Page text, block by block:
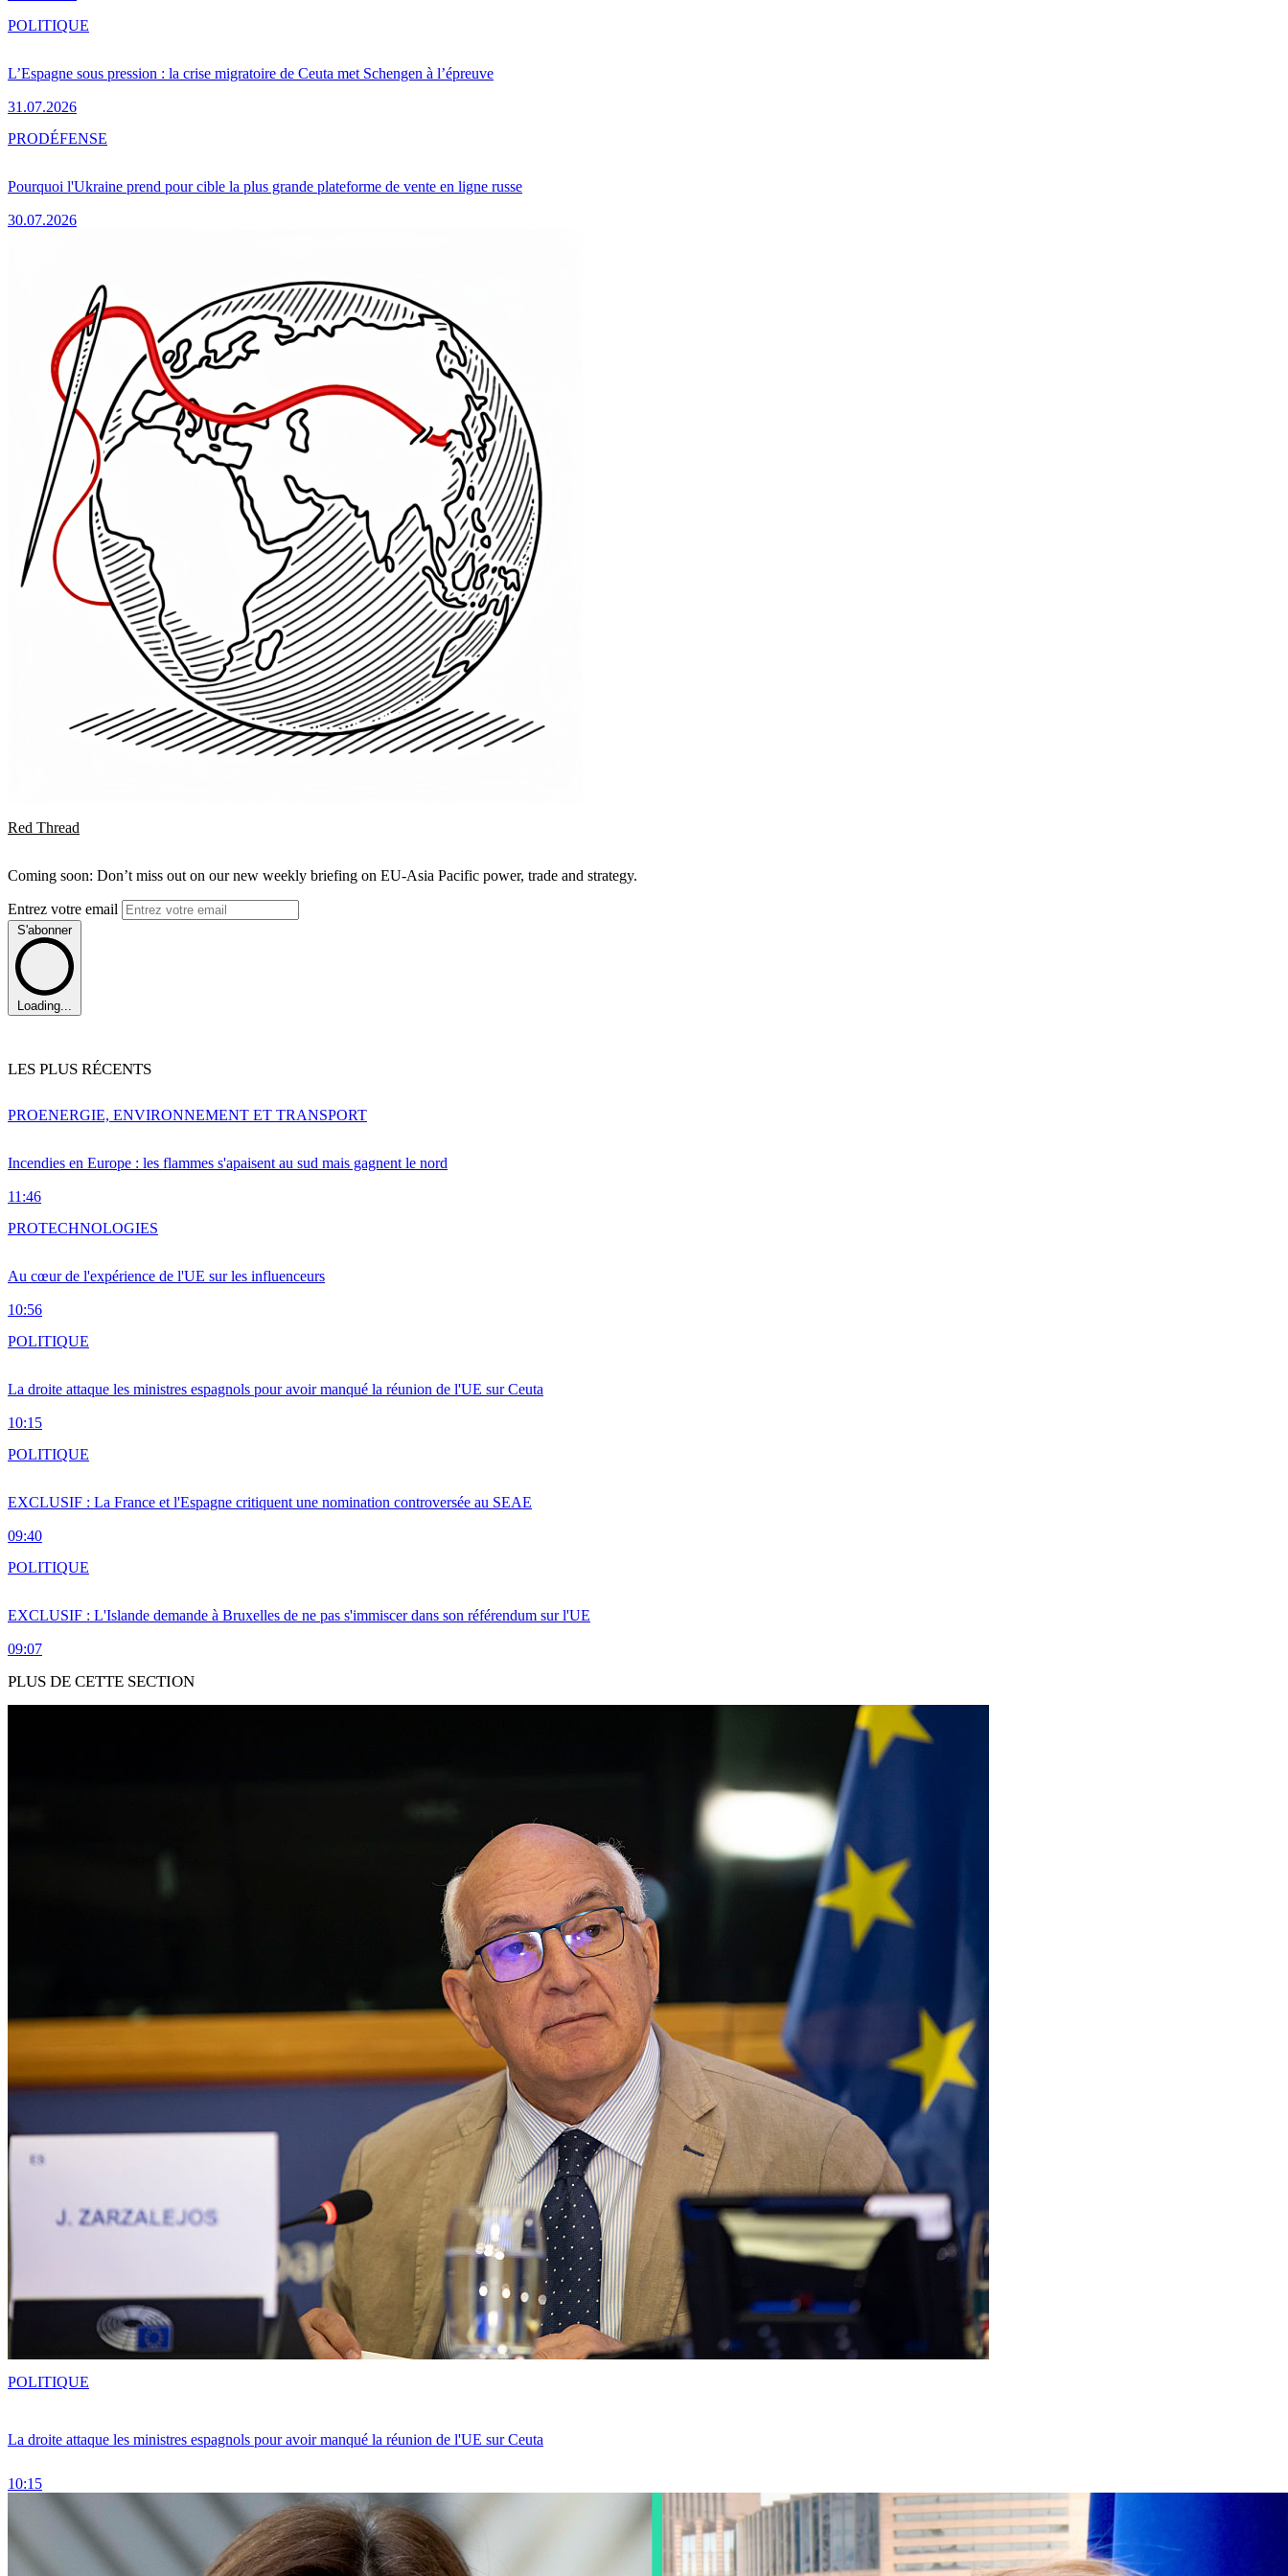
L’Espagne sous pression : la crise migratoire de Ceuta met Schengen à l’épreuve
31.07.2026
POLITIQUE
Pourquoi l'Ukraine prend pour cible la plus grande plateforme de vente en ligne russe
30.07.2026
PRODÉFENSE
Red Thread
Coming soon: Don’t miss out on our new weekly briefing on EU-Asia Pacific power, trade and strategy.
Entrez votre email
S'abonner
Loading...
LES PLUS RÉCENTS
Incendies en Europe : les flammes s'apaisent au sud mais gagnent le nord
11:46
PROENERGIE, ENVIRONNEMENT ET TRANSPORT
Au cœur de l'expérience de l'UE sur les influenceurs
10:56
PROTECHNOLOGIES
La droite attaque les ministres espagnols pour avoir manqué la réunion de l'UE sur Ceuta
10:15
POLITIQUE
EXCLUSIF : La France et l'Espagne critiquent une nomination controversée au SEAE
09:40
POLITIQUE
EXCLUSIF : L'Islande demande à Bruxelles de ne pas s'immiscer dans son référendum sur l'UE
09:07
POLITIQUE
PLUS DE CETTE SECTION
La droite attaque les ministres espagnols pour avoir manqué la réunion de l'UE sur Ceuta
10:15
POLITIQUE